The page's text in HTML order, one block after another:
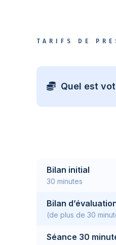
TARIFS DE
Quel est
Bilan initial
30 minutes
Bilan
(de plus de 30
Séance 30